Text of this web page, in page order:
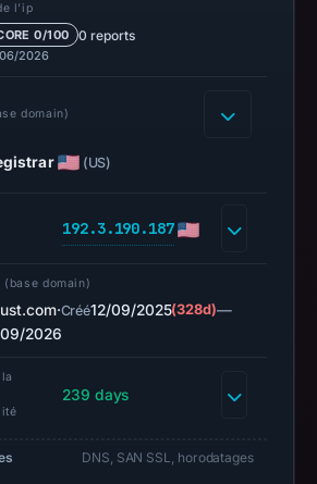
URLScan
captured
domain
Mar
Negative
results
l’ip
0/100 0 reports
2026
domain)
(US)
192.3.190.187
domain)
·Créé12/09/2025(328d)—
2026
239 days
DNS, SAN SSL, horodatages